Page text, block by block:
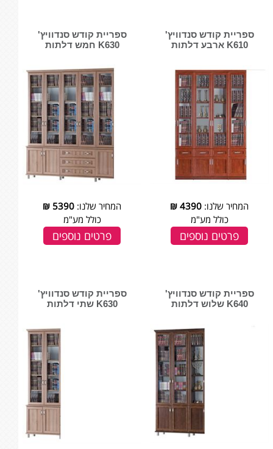
ספריית קודש סנדוויץ'
K610 ארבע דלתות
המחיר שלנו: 4390
₪
כולל מע"מ
פרטים נוספים
ספריית קודש סנדוויץ'
K630 חמש דלתות
המחיר שלנו: 5390
₪
כולל מע"מ
פרטים נוספים
ספריית קודש סנדוויץ'
K640 שלוש דלתות
ספריית קודש סנדוויץ'
K630 שתי דלתות